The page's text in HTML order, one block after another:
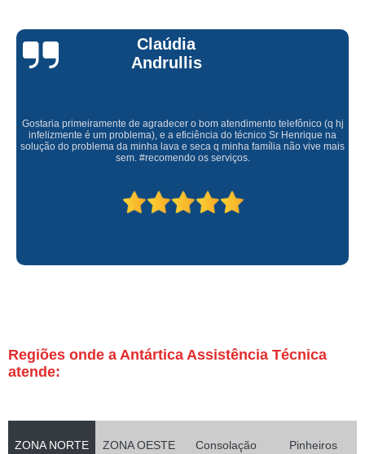
Claúdia
Andrullis
Gostaria primeiramente de agradecer o bom atendimento telefônico (q hj
infelizmente é um problema), e a eficiência do técnico Sr Henrique na
solução do problema da minha lava e seca q minha família não vive mais
sem. #recomendo os serviços.
Regiões onde a Antártica Assistência Técnica
atende:
ZONA NORTE ZONA OESTE Consolação Pinheiros